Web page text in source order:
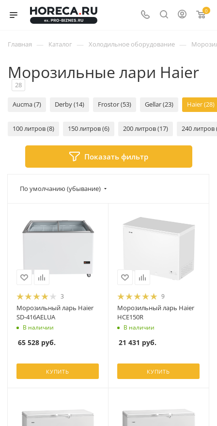
0
Главная — Каталог — Холодильное оборудование —
Морозильные лари Haier
28
Aucma (7) Derby (14) Frostor (53) Gellar (23) Haier (28)
100 литров (8) 150 литров (6) 200 литров (17) 240 литров
Показать фильтр
По умолчанию (убывание)
3
Морозильный ларь Haier
SD-416AELUA
В наличии
65 528 руб.
КУПИТЬ
9
Морозильный ларь Haier
HCE150R
В наличии
21 431 руб.
КУПИТЬ